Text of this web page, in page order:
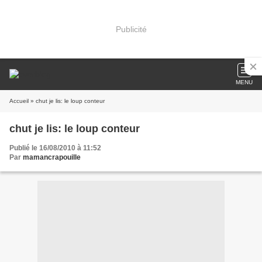
Publicité
MENU
Accueil » chut je lis: le loup conteur
chut je lis: le loup conteur
Publié le 16/08/2010 à 11:52
Par mamancrapouille